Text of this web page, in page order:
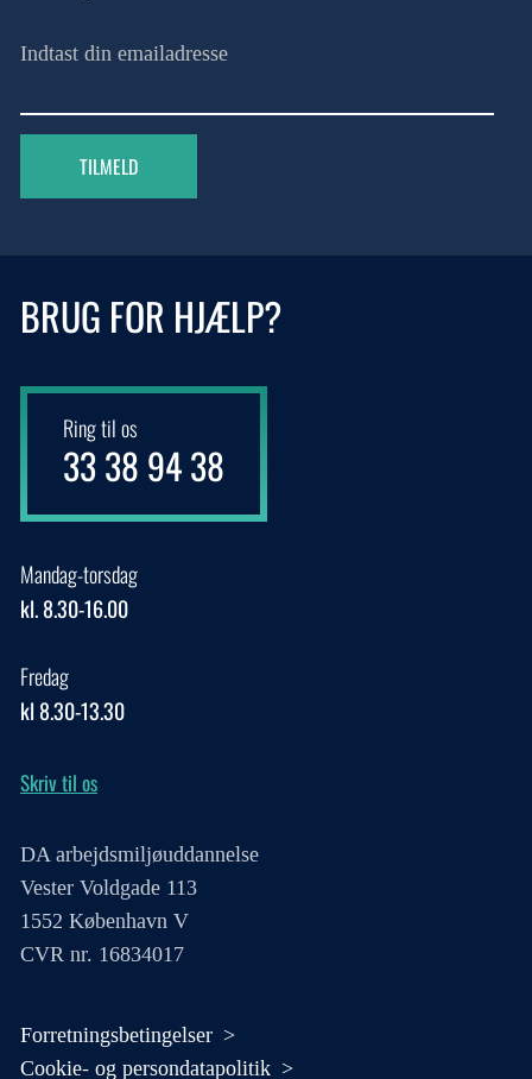
Indtast din emailadresse
TILMELD
BRUG FOR HJÆLP?
Ring til os
33 38 94 38
Mandag-torsdag
kl. 8.30-16.00
Fredag
kl 8.30-13.30
Skriv til os
DA arbejdsmiljøuddannelse
Vester Voldgade 113
1552 København V
CVR nr. 16834017
Forretningsbetingelser
Cookie- og persondatapolitik